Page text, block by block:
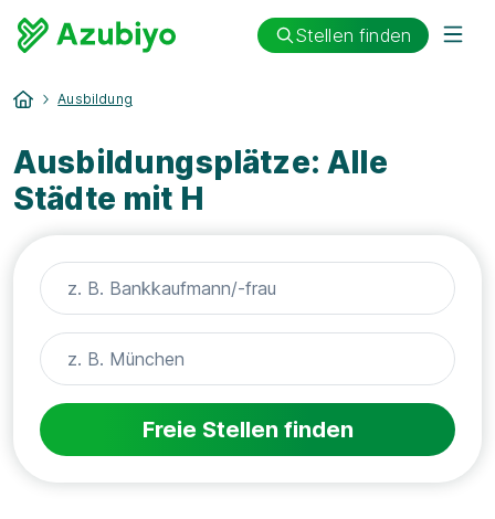
Stellen finden
Ausbildung
Ausbildungsplätze: Alle
Städte mit H
Freie Stellen finden